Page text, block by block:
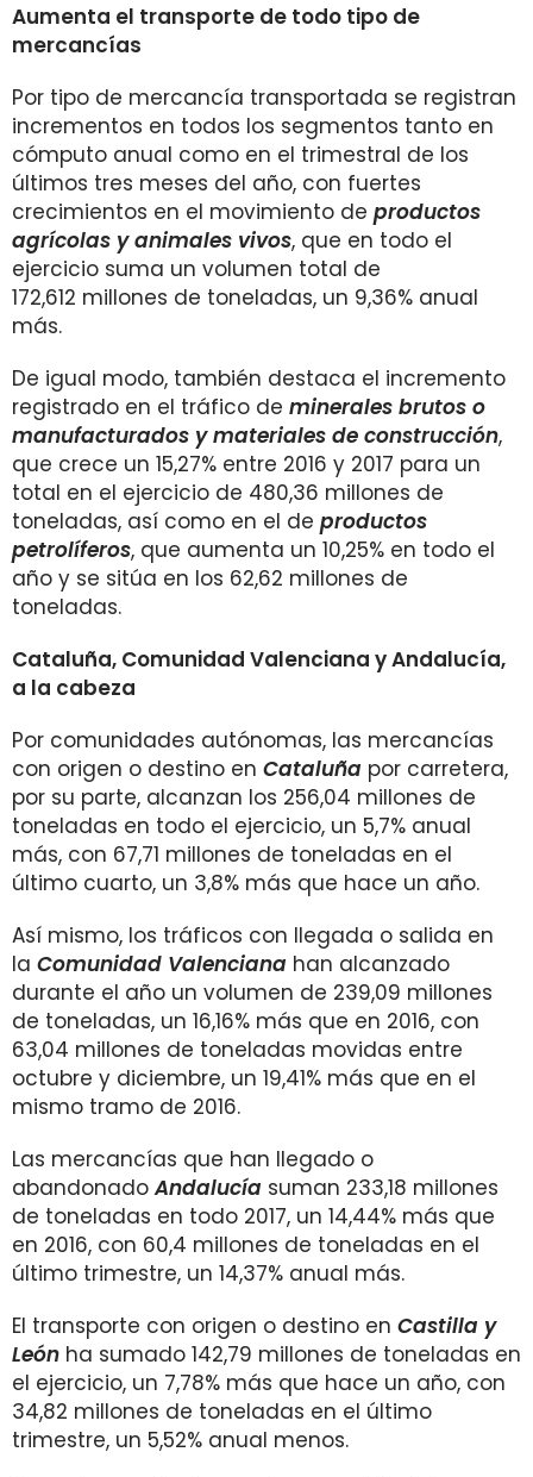
Aumenta el transporte de todo tipo de
mercancías
Por tipo de mercancía transportada se registran
incrementos en todos los segmentos tanto en
cómputo anual como en el trimestral de los
últimos tres meses del año, con fuertes
crecimientos en el movimiento de productos
agrícolas y animales vivos, que en todo el
ejercicio suma un volumen total de
172,612 millones de toneladas, un 9,36% anual
más.
De igual modo, también destaca el incremento
registrado en el tráfico de minerales brutos o
manufacturados y materiales de construcción,
que crece un 15,27% entre 2016 y 2017 para un
total en el ejercicio de 480,36 millones de
toneladas, así como en el de productos
petrolíferos, que aumenta un 10,25% en todo el
año y se sitúa en los 62,62 millones de
toneladas.
Cataluña, Comunidad Valenciana y Andalucía,
a la cabeza
Por comunidades autónomas, las mercancías
con origen o destino en Cataluña por carretera,
por su parte, alcanzan los 256,04 millones de
toneladas en todo el ejercicio, un 5,7% anual
más, con 67,71 millones de toneladas en el
último cuarto, un 3,8% más que hace un año.
Así mismo, los tráficos con llegada o salida en
la Comunidad Valenciana han alcanzado
durante el año un volumen de 239,09 millones
de toneladas, un 16,16% más que en 2016, con
63,04 millones de toneladas movidas entre
octubre y diciembre, un 19,41% más que en el
mismo tramo de 2016.
Las mercancías que han llegado o
abandonadoAndalucía suman 233,18 millones
de toneladas en todo 2017, un 14,44% más que
en 2016, con 60,4 millones de toneladas en el
último trimestre, un 14,37% anual más.
El transporte con origen o destino en Castilla y
León ha sumado 142,79 millones de toneladas en
el ejercicio, un 7,78% más que hace un año, con
34,82 millones de toneladas en el último
trimestre, un 5,52% anual menos.